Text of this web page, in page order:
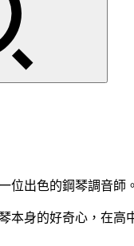
位出色的鋼琴調音師。
身的好奇心，在高